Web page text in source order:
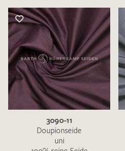
3090-11
Doupionseide
uni